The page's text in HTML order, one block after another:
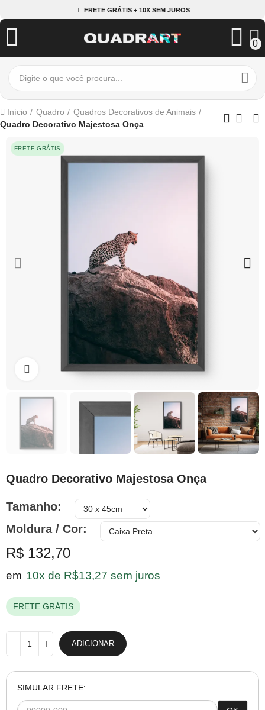
FRETE GRÁTIS + 10X SEM JUROS
0
Início Quadro
Quadros Decorativos de Animais
Quadro Decorativo Majestosa Onça
FRETE GRÁTIS
Clique para ampliar
Quadro Decorativo Majestosa Onça
Tamanho
Moldura / Cor
R$ 132,70
em 10x de R$13,27 sem juros
FRETE GRÁTIS
ADICIONAR
SIMULAR FRETE: